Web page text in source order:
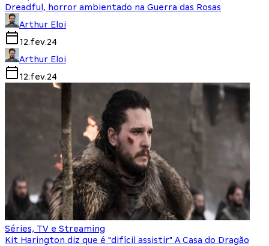
Dreadful, horror ambientado na Guerra das Rosas
Arthur Eloi
12.fev.24
Arthur Eloi
12.fev.24
Séries, TV e Streaming
Kit Harington diz que é "difícil assistir" A Casa do Dragão